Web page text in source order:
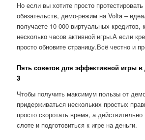
Но если вы хотите просто
обязательств, демо-режим на Volta –
получаете 10 000 виртуальных кредитов,
несколько часов активной игры.А если
просто обновите страницу.Всё честно и
Пять советов для эффективной игры
3
Чтобы получить максимум пользы от
придерживаться нескольких простых
просто скоротать время, а действительно
слоте и подготовиться к игре на деньги.